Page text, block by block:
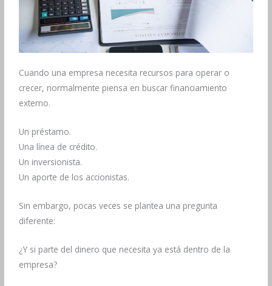
Cuando una empresa necesita recursos para operar o
crecer, normalmente piensa en buscar financiamiento
externo.
Un préstamo.
Una línea de crédito.
Un inversionista.
Un aporte de los accionistas.
Sin embargo, pocas veces se plantea una pregunta
diferente:
¿Y si parte del dinero que necesita ya está dentro de la
empresa?